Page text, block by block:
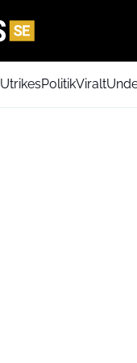
UtrikesPolitikViralt